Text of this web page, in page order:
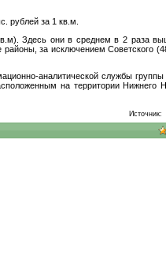
рублей за 1 кв.м.
Здесь они в среднем в 2 раза
за исключением Советского
аналитической службы
на территории Нижнего